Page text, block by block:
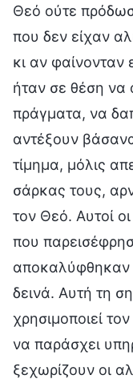
Θεό ούτε
που δεν είχαν
κι αν
ήταν σε θέση να
πράγματα, να
αντέξουν
τίμημα, μόλις
σάρκας τους,
τον Θεό. Αυτοί
που
αποκαλύφθηκαν
δεινά. Αυτή τη
χρησιμοποιεί
να παράσχει
ξεχωρίζουν οι